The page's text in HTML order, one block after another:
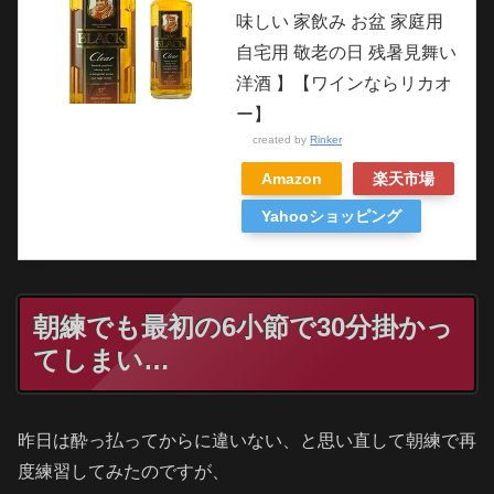
味しい 家飲み お盆 家庭用
自宅用 敬老の日 残暑見舞い
洋酒 】【ワインならリカオ
ー】
created by Rinker
Amazon 楽天市場
Yahooショッピング
朝練でも最初の6小節で30分掛かっ
てしまい…
昨日は酔っ払ってからに違いない、と思い直して朝練で再
度練習してみたのですが、